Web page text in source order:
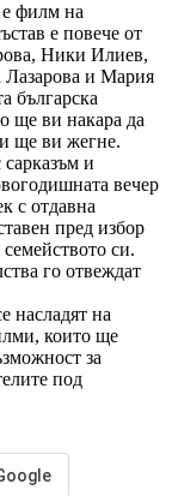
филм на
е повече от
Ники Илиев,
и Мария
българска
ще ви накара да
ще ви жегне.
и
вечер
с отдавна
пред избор
си.
го отвеждат
насладят на
които ще
за
под